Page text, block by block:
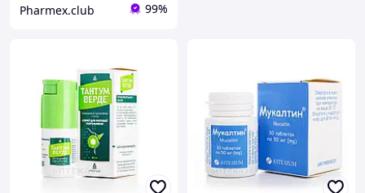
Pharmex.club 99%